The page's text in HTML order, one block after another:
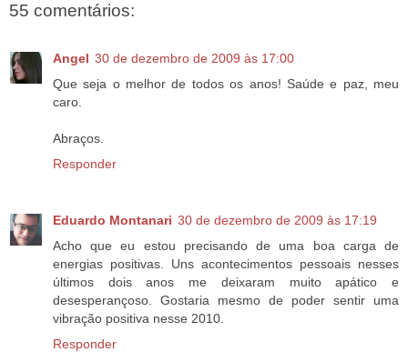
55 comentários:
Angel 30 de dezembro de 2009 às 17:00
Que seja o melhor de todos os anos! Saúde e paz, meu
caro.
Abraços.
Responder
Eduardo Montanari 30 de dezembro de 2009 às 17:19
Acho que eu estou precisando de uma boa carga de
energias positivas. Uns acontecimentos pessoais nesses
últimos dois anos me deixaram muito apático e
desesperançoso. Gostaria mesmo de poder sentir uma
vibração positiva nesse 2010.
Responder